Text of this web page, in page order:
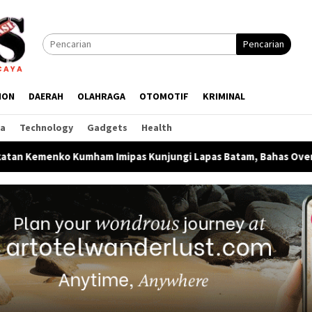
Pencarian
DAERAH OLAHRAGA OTOMOTIF KRIMINAL
Technology Gadgets Health
Imipas Kunjungi Lapas Batam, Bahas Overstaying dan KUHP